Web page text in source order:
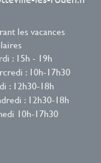
les vacances
: 15h - 19h
: 10h-17h30
: 12h30-18h
: 12h30-18h
10h-17h30